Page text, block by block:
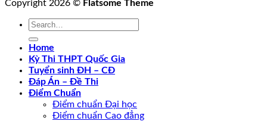
Copyright 2026 © Flatsome Theme
Home
Kỳ Thi THPT Quốc Gia
Tuyển sinh ĐH – CĐ
Đáp Án – Đề Thi
Điểm Chuẩn
Điểm chuẩn Đại học
Điểm chuẩn Cao đẳng